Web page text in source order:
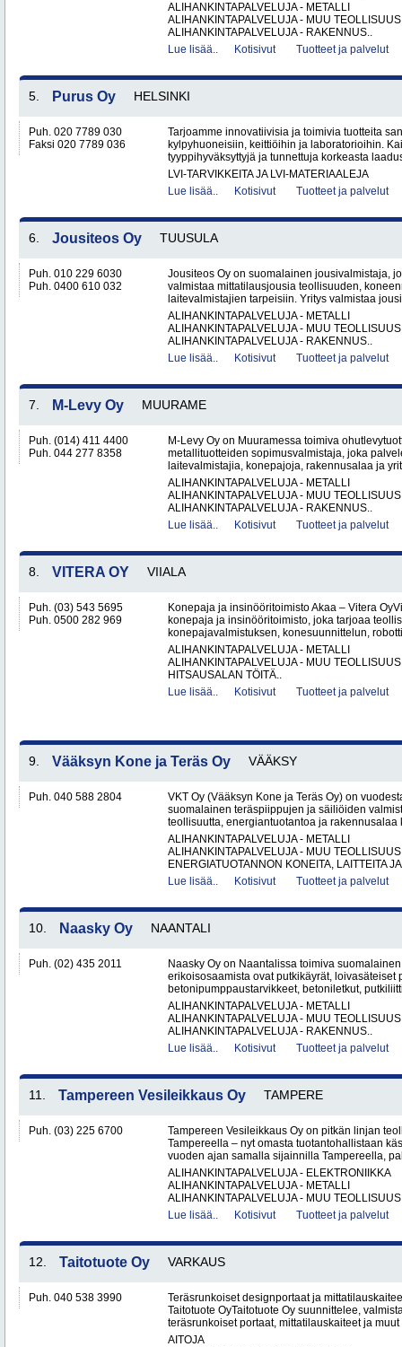
ALIHANKINTAPALVELUJA - METALLI
ALIHANKINTAPALVELUJA - MUU TEOLLISUUS
ALIHANKINTAPALVELUJA - RAKENNUS..
Lue lisää..
Kotisivut Tuotteet ja palvelut
5. Purus Oy HELSINKI
Puh. 020 7789 030
Faksi 020 7789 036
Tarjoamme innovatiivisia ja toimivia tuotteita
kylpyhuoneisiin, keittiöihin ja laboratorioihin.
tyyppihyväksyttyjä ja tunnettuja korkeasta
LVI-TARVIKKEITA JA LVI-MATERIAALEJA
Lue lisää..
Kotisivut Tuotteet ja palvelut
6. Jousiteos Oy TUUSULA
Puh. 010 229 6030
Puh. 0400 610 032
Jousiteos Oy on suomalainen jousivalmistaja,
valmistaa mittatilausjousia teollisuuden,
laitevalmistajien tarpeisiin. Yritys valmistaa
ALIHANKINTAPALVELUJA - METALLI
ALIHANKINTAPALVELUJA - MUU TEOLLISUUS
ALIHANKINTAPALVELUJA - RAKENNUS..
Lue lisää..
Kotisivut Tuotteet ja palvelut
7. M-Levy Oy MUURAME
Puh. (014) 411 4400
Puh. 044 277 8358
M-Levy Oy on Muuramessa toimiva
metallituotteiden sopimusvalmistaja, joka
laitevalmistajia, konepajoja, rakennusalaa ja
ALIHANKINTAPALVELUJA - METALLI
ALIHANKINTAPALVELUJA - MUU TEOLLISUUS
ALIHANKINTAPALVELUJA - RAKENNUS..
Lue lisää..
Kotisivut Tuotteet ja palvelut
8. VITERA OY VIIALA
Puh. (03) 543 5695
Puh. 0500 282 969
Konepaja ja insinööritoimisto Akaa – Vitera
konepaja ja insinööritoimisto, joka tarjoaa
konepajavalmistuksen, konesuunnittelun,
ALIHANKINTAPALVELUJA - METALLI
ALIHANKINTAPALVELUJA - MUU TEOLLISUUS
HITSAUSALAN TÖITÄ..
Lue lisää..
Kotisivut Tuotteet ja palvelut
9. Vääksyn Kone ja Teräs Oy VÄÄKSY
Puh. 040 588 2804
VKT Oy (Vääksyn Kone ja Teräs Oy) on
suomalainen teräspiippujen ja säiliöiden
teollisuutta, energiantuotantoa ja rakennusalaa
ALIHANKINTAPALVELUJA - METALLI
ALIHANKINTAPALVELUJA - MUU TEOLLISUUS
ENERGIATUOTANNON KONEITA, LAITTEITA
Lue lisää..
Kotisivut Tuotteet ja palvelut
10. Naasky Oy NAANTALI
Puh. (02) 435 2011
Naasky Oy on Naantalissa toimiva
erikoisosaamista ovat putkikäyrät, loivasäteiset
betonipumppaustarvikkeet, betoniletkut,
ALIHANKINTAPALVELUJA - METALLI
ALIHANKINTAPALVELUJA - MUU TEOLLISUUS
ALIHANKINTAPALVELUJA - RAKENNUS..
Lue lisää..
Kotisivut Tuotteet ja palvelut
11. Tampereen Vesileikkaus Oy TAMPERE
Puh. (03) 225 6700
Tampereen Vesileikkaus Oy on pitkän linjan
Tampereella – nyt omasta tuotantohallistaan
vuoden ajan samalla sijainnilla Tampereella,
ALIHANKINTAPALVELUJA - ELEKTRONIIKKA
ALIHANKINTAPALVELUJA - METALLI
ALIHANKINTAPALVELUJA - MUU
Lue lisää..
Kotisivut Tuotteet ja palvelut
12. Taitotuote Oy VARKAUS
Puh. 040 538 3990
Teräsrunkoiset designportaat ja
Taitotuote OyTaitotuote Oy suunnittelee,
teräsrunkoiset portaat, mittatilauskaiteet ja muut
AITOJA